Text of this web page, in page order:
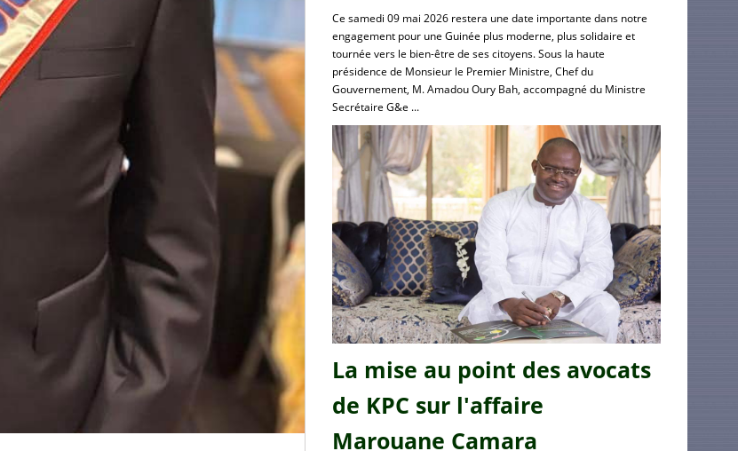
Ce samedi 09 mai 2026 restera une date importante dans notre
engagement pour une Guinée plus moderne, plus solidaire et
tournée vers le bien-être de ses citoyens. Sous la haute
présidence de Monsieur le Premier Ministre, Chef du
Gouvernement, M. Amadou Oury Bah, accompagné du Ministre
Secrétaire G&e ...
La mise au point des avocats
de KPC sur l'affaire
Marouane Camara